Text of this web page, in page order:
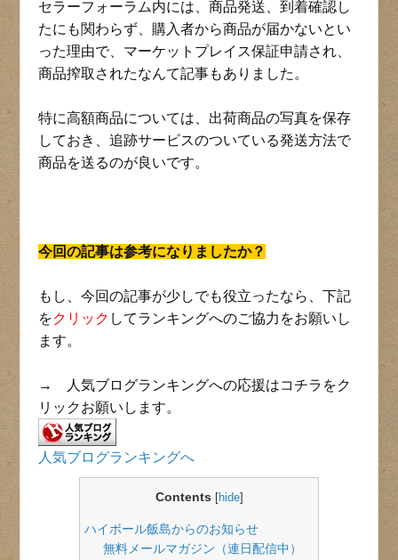
セラーフォーラム内には、商品発送、到着確認し
たにも関わらず、購入者から商品が届かないとい
った理由で、マーケットプレイス保証申請され、
商品搾取されたなんて記事もありました。
特に高額商品については、出荷商品の写真を保存
しておき、追跡サービスのついている発送方法で
商品を送るのが良いです。
今回の記事は参考になりましたか？
もし、今回の記事が少しでも役立ったなら、下記
をクリック してランキングへのご協力をお願いし
ます。
→ 人気ブログランキングへの応援はコチラをク
リックお願いします。
人気ブログランキングへ
Contents hide]
ハイボール飯島からのお知らせ
無料メールマガジン（連日配信中）